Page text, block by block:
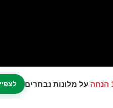
על מלונות נבחרים